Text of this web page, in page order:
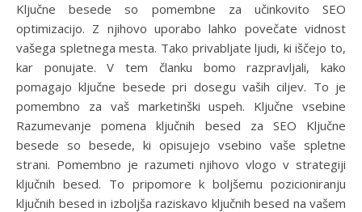
Ključne besede so pomembne za učinkovito SEO
optimizacijo. Z njihovo uporabo lahko povečate vidnost
vašega spletnega mesta. Tako privabljate ljudi, ki iščejo to,
kar ponujate. V tem članku bomo razpravljali, kako
pomagajo ključne besede pri dosegu vaših ciljev. To je
pomembno za vaš marketinški uspeh. Ključne vsebine
Razumevanje pomena ključnih besed za SEO Ključne
besede so besede, ki opisujejo vsebino vaše spletne
strani. Pomembno je razumeti njihovo vlogo v strategiji
ključnih besed. To pripomore k boljšemu pozicioniranju
ključnih besed in izboljša raziskavo ključnih besed na vašem